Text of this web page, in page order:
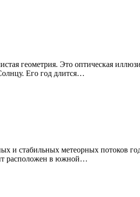
геометрия. Это оптическая
Его год длится…
стабильных метеорных потоков
расположен в южной…